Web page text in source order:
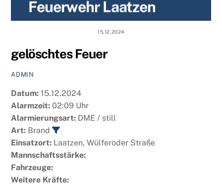
Feuerwehr Laatzen
15.12.2024
gelöschtes Feuer
ADMIN
Datum: 15.12.2024
Alarmzeit: 02:09 Uhr
Alarmierungsart: DME / still
Art: Brand
Einsatzort: Laatzen, Wülferoder Straße
Mannschaftsstärke:
Fahrzeuge:
Weitere Kräfte: